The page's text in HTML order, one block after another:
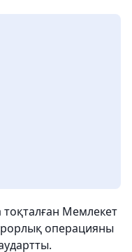
Мемлекет
операцияны